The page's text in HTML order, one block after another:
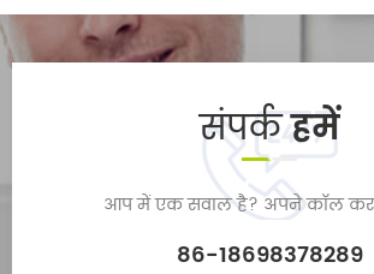
संपर्कहमें
आप में एक सवाल है? अपने कॉल
86-18698378289